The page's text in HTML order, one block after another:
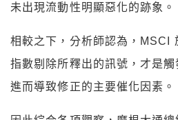
未出現流動性明顯惡化的跡象。
相較之下，分析師認為，MSCI
指數剔除所釋出的訊號，才是觸
進而導致修正的主要催化因素。